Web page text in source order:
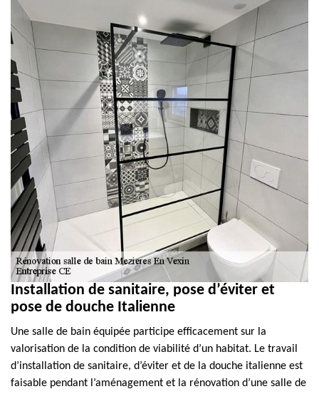
Installation de sanitaire, pose d’éviter et
pose de douche Italienne
Une salle de bain équipée participe efficacement sur la
valorisation de la condition de viabilité d’un habitat. Le travail
d’installation de sanitaire, d’éviter et de la douche italienne est
faisable pendant l’aménagement et la rénovation d’une salle de